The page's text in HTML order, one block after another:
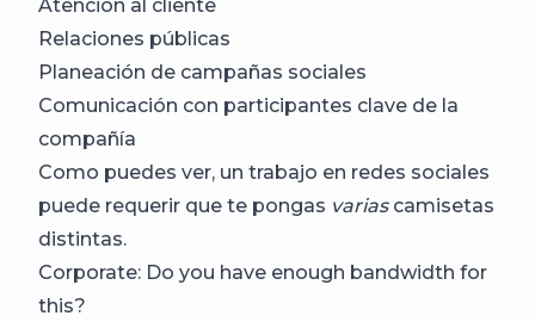
Atención al cliente
Relaciones públicas
Planeación de campañas sociales
Comunicación con participantes clave de la
compañía
Como puedes ver, un trabajo en redes sociales
puede requerir que te pongas variascamisetas
distintas.
Corporate: Do you have enough bandwidth for
this?